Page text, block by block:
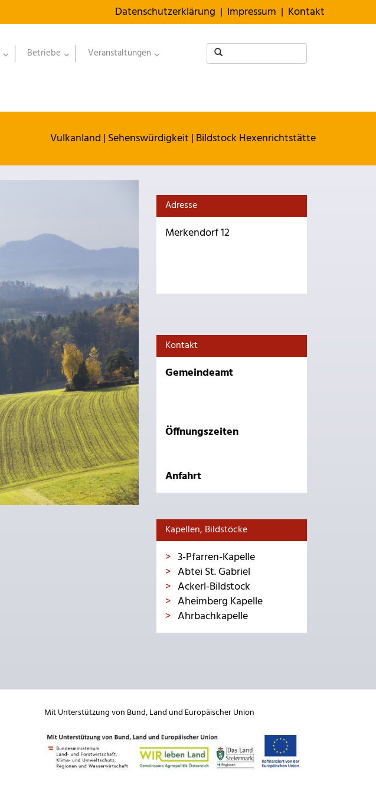
Datenschutzerklärung | Impressum | Kontakt
Betriebe Veranstaltungen
Vulkanland | Sehenswürdigkeit | Bildstock Hexenrichtstätte
Adresse
Merkendorf 12
Kontakt
Gemeindeamt
Öffnungszeiten
Anfahrt
Kapellen, Bildstöcke
3-Pfarren-Kapelle
Abtei St. Gabriel
Ackerl-Bildstock
Aheimberg Kapelle
Ahrbachkapelle
Mit Unterstützung von Bund,Land und Europäischer Union